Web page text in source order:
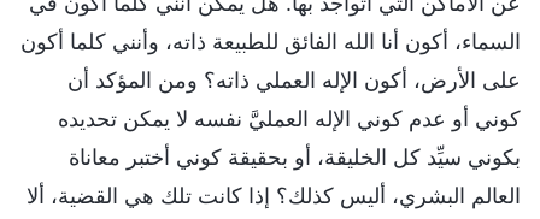
السماء، أكون أنا الله الفائق للطبيعة ذاته، وأنني كلما أكون
على الأرض، أكون الإله العملي ذاته؟ ومن المؤكد أن
كوني أو عدم كوني الإله العمليَّ نفسه لا يمكن تحديده
بكوني سيِّد كل الخليقة، أو بحقيقة كوني أختبر معاناة
العالم البشري، أليس كذلك؟ إذا كانت تلك هي القضية، ألا